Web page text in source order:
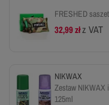
FRESHED
32,99 złz VAT
NIKWAX
Zestaw NIKWAX
125ml